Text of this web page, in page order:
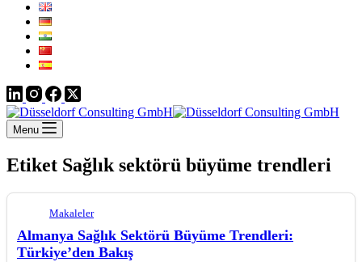
Menu
Etiket Sağlık sektörü büyüme trendleri
Makaleler
Almanya Sağlık Sektörü Büyüme Trendleri:
Türkiye’den Bakış